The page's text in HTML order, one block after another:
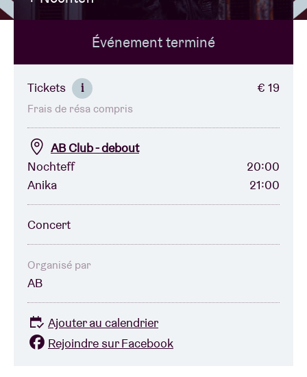
Location de salles
BRDCST
ABtv
Chèque-concert
À propos de l'AB
Contact
Événement terminé
Tickets i € 19
Frais de résa compris
AB Club - debout
Nochteff
20:00
Anika
21:00
Concert
Organisé par
AB
Ajouter au calendrier
Rejoindre sur Facebook